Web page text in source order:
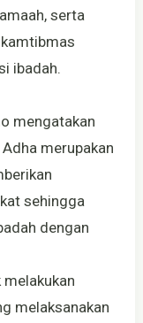
serta
ibadah.
mengatakan
merupakan
sehingga
dengan
melaksanakan